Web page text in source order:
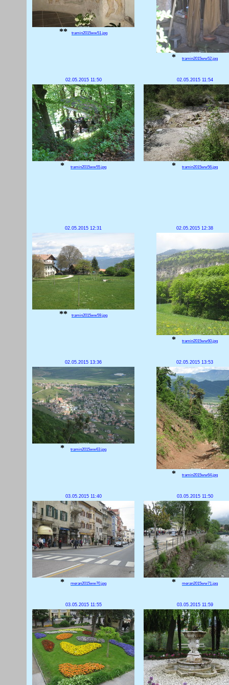
** tramin2015ww51.jpg
* tramin2015ww52.jpg
02.05.2015 11:50
* tramin2015ww55.jpg
02.05.2015 11:54
* tramin2015ww56.jpg
02.05.2015 12:31
** tramin2015ww59.jpg
02.05.2015 12:38
* tramin2015ww60.jpg
02.05.2015 13:36
* tramin2015ww63.jpg
02.05.2015 13:53
* tramin2015ww64.jpg
03.05.2015 11:40
* meran2015ww70.jpg
03.05.2015 11:50
* meran2015ww71.jpg
03.05.2015 11:55 03.05.2015 11:59